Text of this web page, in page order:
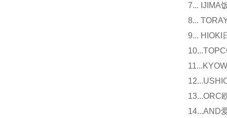
7... IJIMA
8...
9... HIOKI
13...ORC
14...AND